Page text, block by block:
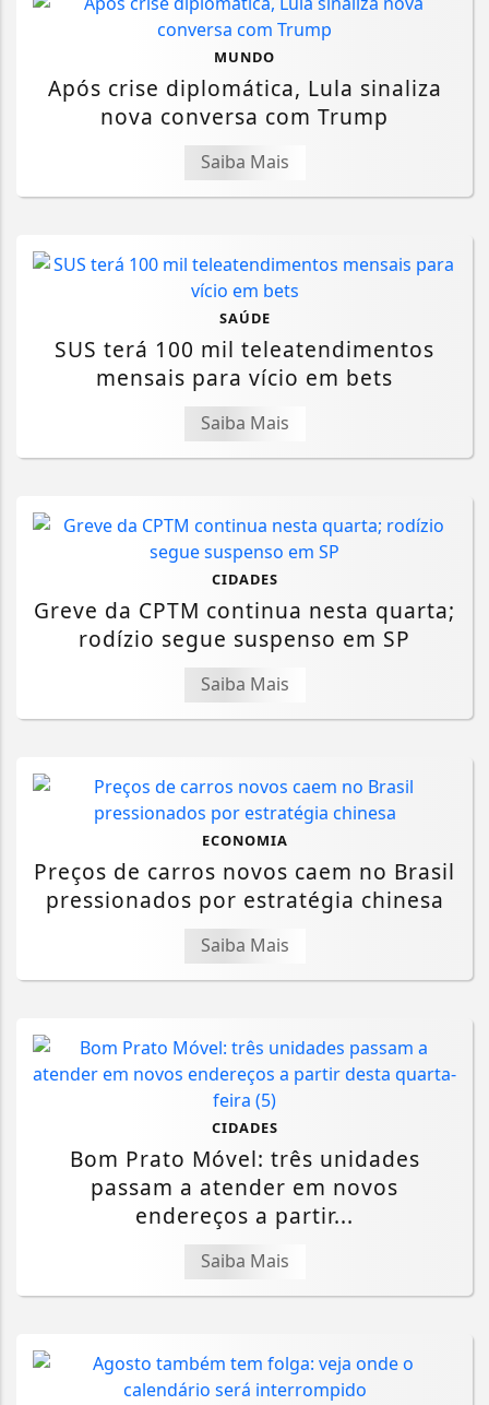
MUNDO
Após crise diplomática, Lula sinaliza
nova conversa com Trump
Saiba Mais
SAÚDE
SUS terá 100 mil teleatendimentos
mensais para vício em bets
Saiba Mais
CIDADES
Greve da CPTM continua nesta quarta;
rodízio segue suspenso em SP
Saiba Mais
ECONOMIA
Preços de carros novos caem no Brasil
pressionados por estratégia chinesa
Saiba Mais
CIDADES
Bom Prato Móvel: três unidades
passam a atender em novos
endereços a partir...
Saiba Mais